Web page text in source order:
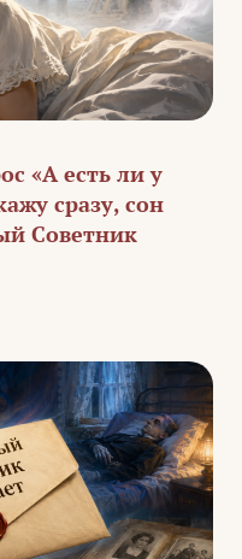
«А есть ли у
сразу, сон
Советник